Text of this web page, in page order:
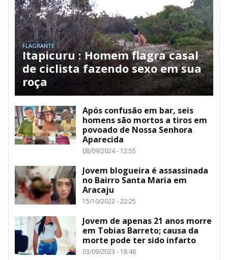
FLAGRANTE
Itapicuru : Homem flagra casal
de ciclista fazendo sexo em sua
roça
Após confusão em bar, seis
homens são mortos a tiros em
povoado de Nossa Senhora
Aparecida
08/09/2024 - 12:55
Jovem blogueira é assassinada
no Bairro Santa Maria em
Aracaju
15/10/2022 - 22:25
Jovem de apenas 21 anos morre
em Tobias Barreto; causa da
morte pode ter sido infarto
03/09/2023 - 18:48